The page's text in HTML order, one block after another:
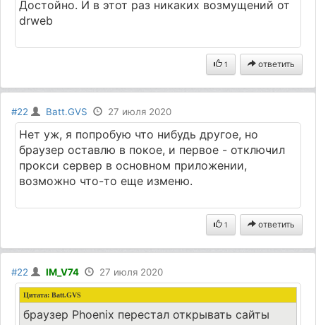
Достойно. И в этот раз никаких возмущений от
drweb
1 ответить
#22 Batt.GVS 27 июля 2020
Нет уж, я попробую что нибудь другое, но
браузер оставлю в покое, и первое - отключил
прокси сервер в основном приложении,
возможно что-то еще изменю.
1 ответить
#22 IM_V74 27 июля 2020
Цитата:Batt.GVS
браузер Phoenix перестал открывать сайты